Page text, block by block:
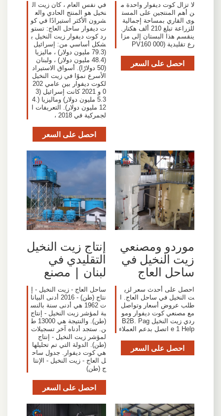
لا تزال كوت ديفوار واحدة م
ن أهم المنتجين على المست
وى القاري بمساحة إجمالية
للزراعة تبلغ 210 ألف هكتار.
ينقسم هذا البستان إلى مزا
رع تقليدية (PV160 000
احصل على السعر
في نفس العام ، كان زيت ال
نخيل هو المنتج الحادي والع
شرون الأكثر استيرادًا في كو
ت ديفوار ساحل العاج: تستو
رد كوت ديفوار زيت النخيل ب
شكل أساسي من: إسرائيل
(79.3 مليون دولار) ، ماليزيا
(48.4 مليون دولار) ، ولبنان
(50 دولارًا). أسواق الاستيراد
الأسرع نموًا في زيت النخيل
لكوت ديفوار بين عامي 202
0 و 2021 كانت إسرائيل (3
5.3 مليون دولار) وماليزيا (4.
12 مليون دولار). التعريفات ا
لجمركية في 2018 ،
احصل على السعر
موردو ومصنعي
زيت النخيل في
ساحل العاج
احصل على أحدث سعر لزي
ت النخيل في ساحل العاج. ا
طلب عروض أسعار وتواصل
مع مصنعي كوت ديفوار ومو
ردي زيت النخيل B2B. Pag
e 1 Help اتصل بدعم العملاء
احصل على السعر
إنتاج زيت النخيل
التقليدي في
لبنان | مصنع
ساحل العاج - زيت النخيل - إ
نتاج (طن) - 2016 أدنى البيانا
ت 1962 هي أدنى سنة بالنس
بة لمؤشر زيت النخيل - إنتاج
(طن). والنتيجة هي 13000 ط
ن. ستجد أدناه آخر تسجيلات
لمؤشر زيت النخيل - إنتاج
(طن). الدولة التي تم تحليلها
هي كوت ديفوار. جدول ساح
ل العاج - زيت النخيل - الإنتا
ج (طن)
احصل على السعر